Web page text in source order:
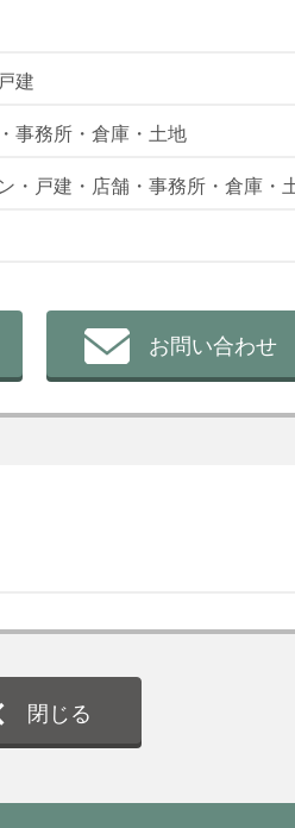
建
事務所・倉庫・土地
戸建・店舗・事務所・倉庫・
お問い合わせ
閉じる